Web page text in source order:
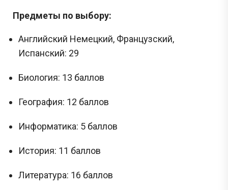
Предметы по выбору:
Английский Немецкий, Французский,
Испанский: 29
Биология: 13 баллов
География: 12 баллов
Информатика: 5 баллов
История: 11 баллов
Литература: 16 баллов